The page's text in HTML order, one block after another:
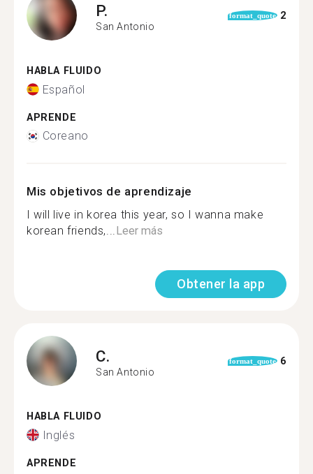
P.
San Antonio
format_quote 2
HABLA FLUIDO
Español
APRENDE
Coreano
Mis objetivos de aprendizaje
I will live in korea this year, so I wanna make
korean friends,...Leer más
Obtener la app
C.
San Antonio
format_quote 6
HABLA FLUIDO
Inglés
APRENDE